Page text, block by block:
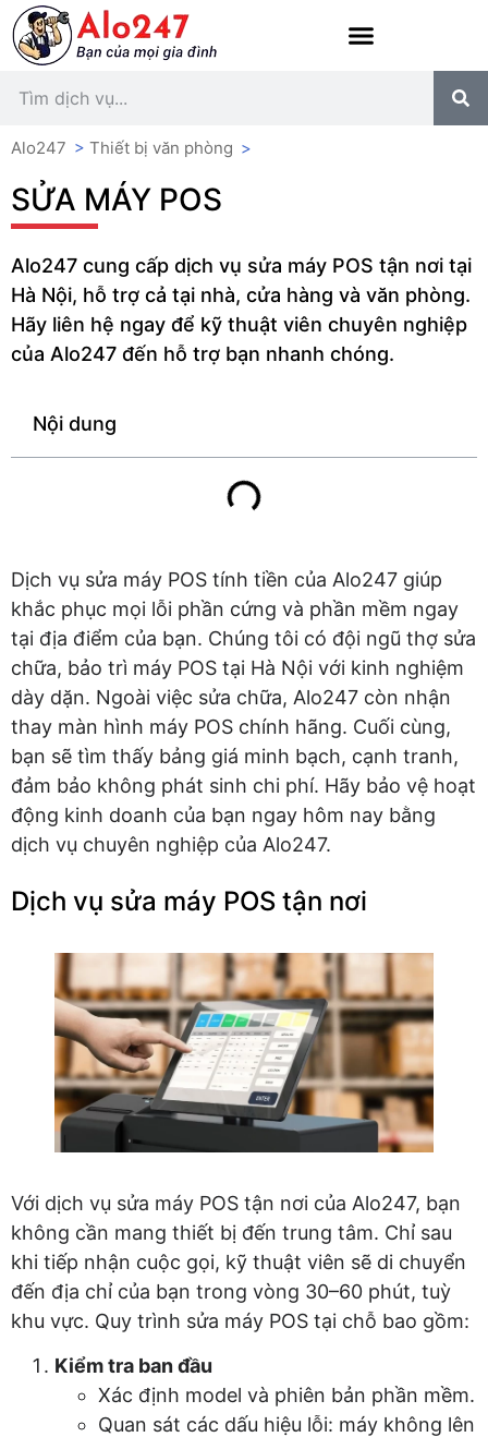
Alo247 > Thiết bị văn phòng >
SỬA MÁY POS
Alo247 cung cấp dịch vụ sửa máy POS tận nơi tại
Hà Nội, hỗ trợ cả tại nhà, cửa hàng và văn phòng.
Hãy liên hệ ngay để kỹ thuật viên chuyên nghiệp
của Alo247 đến hỗ trợ bạn nhanh chóng.
Nội dung
Dịch vụ sửa máy POS tính tiền của Alo247 giúp
khắc phục mọi lỗi phần cứng và phần mềm ngay
tại địa điểm của bạn. Chúng tôi có đội ngũ thợ sửa
chữa, bảo trì máy POS tại Hà Nội với kinh nghiệm
dày dặn. Ngoài việc sửa chữa, Alo247 còn nhận
thay màn hình máy POS chính hãng. Cuối cùng,
bạn sẽ tìm thấy bảng giá minh bạch, cạnh tranh,
đảm bảo không phát sinh chi phí. Hãy bảo vệ hoạt
động kinh doanh của bạn ngay hôm nay bằng
dịch vụ chuyên nghiệp của Alo247.
Dịch vụ sửa máy POS tận nơi
Với dịch vụ sửa máy POS tận nơi của Alo247, bạn
không cần mang thiết bị đến trung tâm. Chỉ sau
khi tiếp nhận cuộc gọi, kỹ thuật viên sẽ di chuyển
đến địa chỉ của bạn trong vòng 30–60 phút, tuỳ
khu vực. Quy trình sửa máy POS tại chỗ bao gồm:
Kiểm tra ban đầu
Xác định model và phiên bản phần mềm.
Quan sát các dấu hiệu lỗi: máy không lên